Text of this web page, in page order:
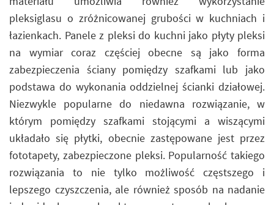
pleksiglasu o zróżnicowanej grubości w kuchniach i
łazienkach. Panele z pleksi do kuchni jako płyty pleksi
na wymiar coraz częściej obecne są jako forma
zabezpieczenia ściany pomiędzy szafkami lub jako
podstawa do wykonania oddzielnej ścianki działowej.
Niezwykle popularne do niedawna rozwiązanie, w
którym pomiędzy szafkami stojącymi a wiszącymi
układało się płytki, obecnie zastępowane jest przez
fototapety, zabezpieczone pleksi. Popularność takiego
rozwiązania to nie tylko możliwość częstszego i
lepszego czyszczenia, ale również sposób na nadanie